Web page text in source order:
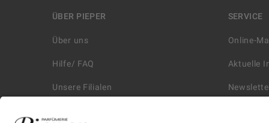
ÜBER PIEPER
Über uns
Hilfe/ FAQ
Unsere Filialen
SERVICE
Online-
Aktuelle